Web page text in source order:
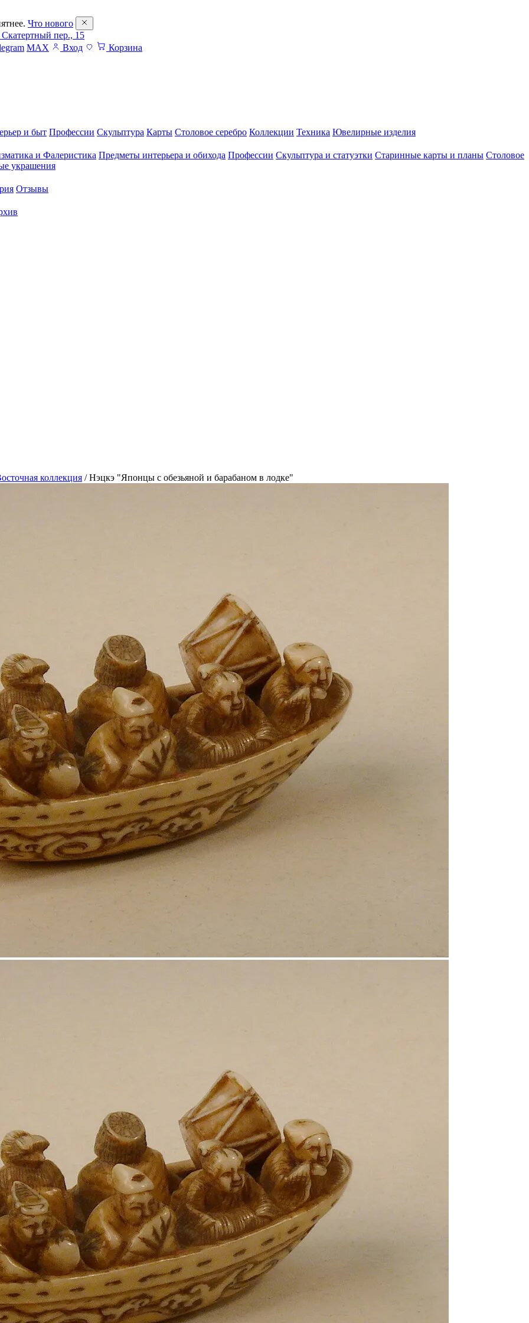
Что нового
пер., 15
MAX Вход Корзина
и быт Профессии Скульптура Карты Столовое серебро Коллекции Техника Ювелирные изделия
и Фалеристика Предметы интерьера и обихода Профессии Скульптура и статуэтки Старинные карты и планы Столовое
украшения
Отзывы
коллекция / Нэцкэ "Японцы с обезьяной и барабаном в лодке"